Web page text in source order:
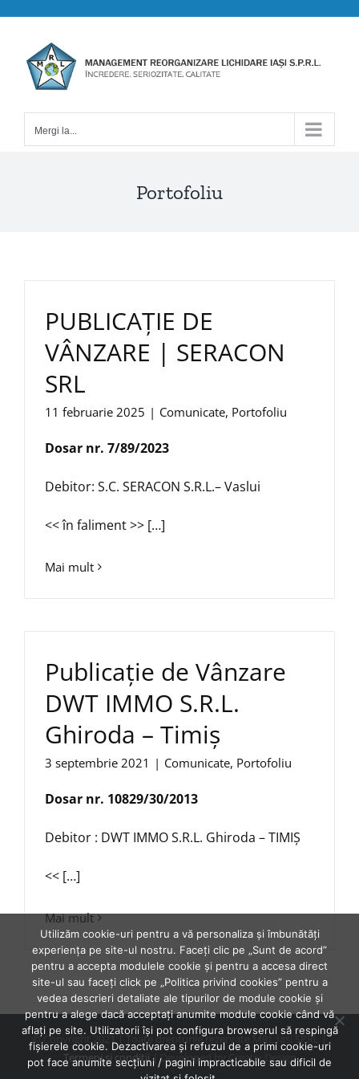
content
Mergi la...
Portofoliu
PUBLICAŢIE DE
VÂNZARE | SERACON
SRL
11 februarie 2025 | Comunicate, Portofoliu
Dosar nr. 7/89/2023
Debitor: S.C. SERACON S.R.L.– Vaslui
<< în faliment >> […]
Mai mult
Publicație de Vânzare
DWT IMMO S.R.L.
Ghiroda – Timiș
3 septembrie 2021 | Comunicate, Portofoliu
Dosar nr. 10829/30/2013
Debitor : DWT IMMO S.R.L. Ghiroda – TIMIȘ
<< […]
Mai mult
© Copyright 2021 | Toate drepturile rezervate MRL Iasi SPRL |
Termeni şi condiţii| Developed by Creativ Design
Utilizăm cookie-uri pentru a vă personaliza și îmbunătăți
experiența pe site-ul nostru. Faceți clic pe „Sunt de acord”
pentru a accepta modulele cookie și pentru a accesa direct
site-ul sau faceți click pe „Politica privind cookies” pentru a
vedea descrieri detaliate ale tipurilor de module cookie și
pentru a alege dacă acceptați anumite module cookie când vă
aflați pe site. Utilizatorii își pot configura browserul să respingă
fișierele cookie. Dezactivarea și refuzul de a primi cookie-uri
pot face anumite secțiuni / pagini impracticabile sau dificil de